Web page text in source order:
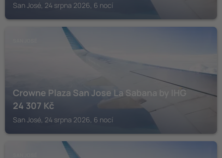
San José, 24 srpna 2026, 6 nocí
Crowne Plaza San Jose La Sabana by IHG
24 307 Kč
San José, 24 srpna 2026, 6 nocí